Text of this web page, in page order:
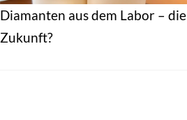
Diamanten aus dem Labor – die
Zukunft?